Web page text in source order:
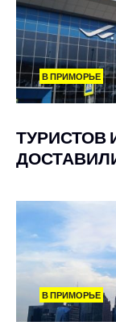
В ПРИМОРЬЕ
ТУРИСТОВ
В ПРИМОРЬЕ